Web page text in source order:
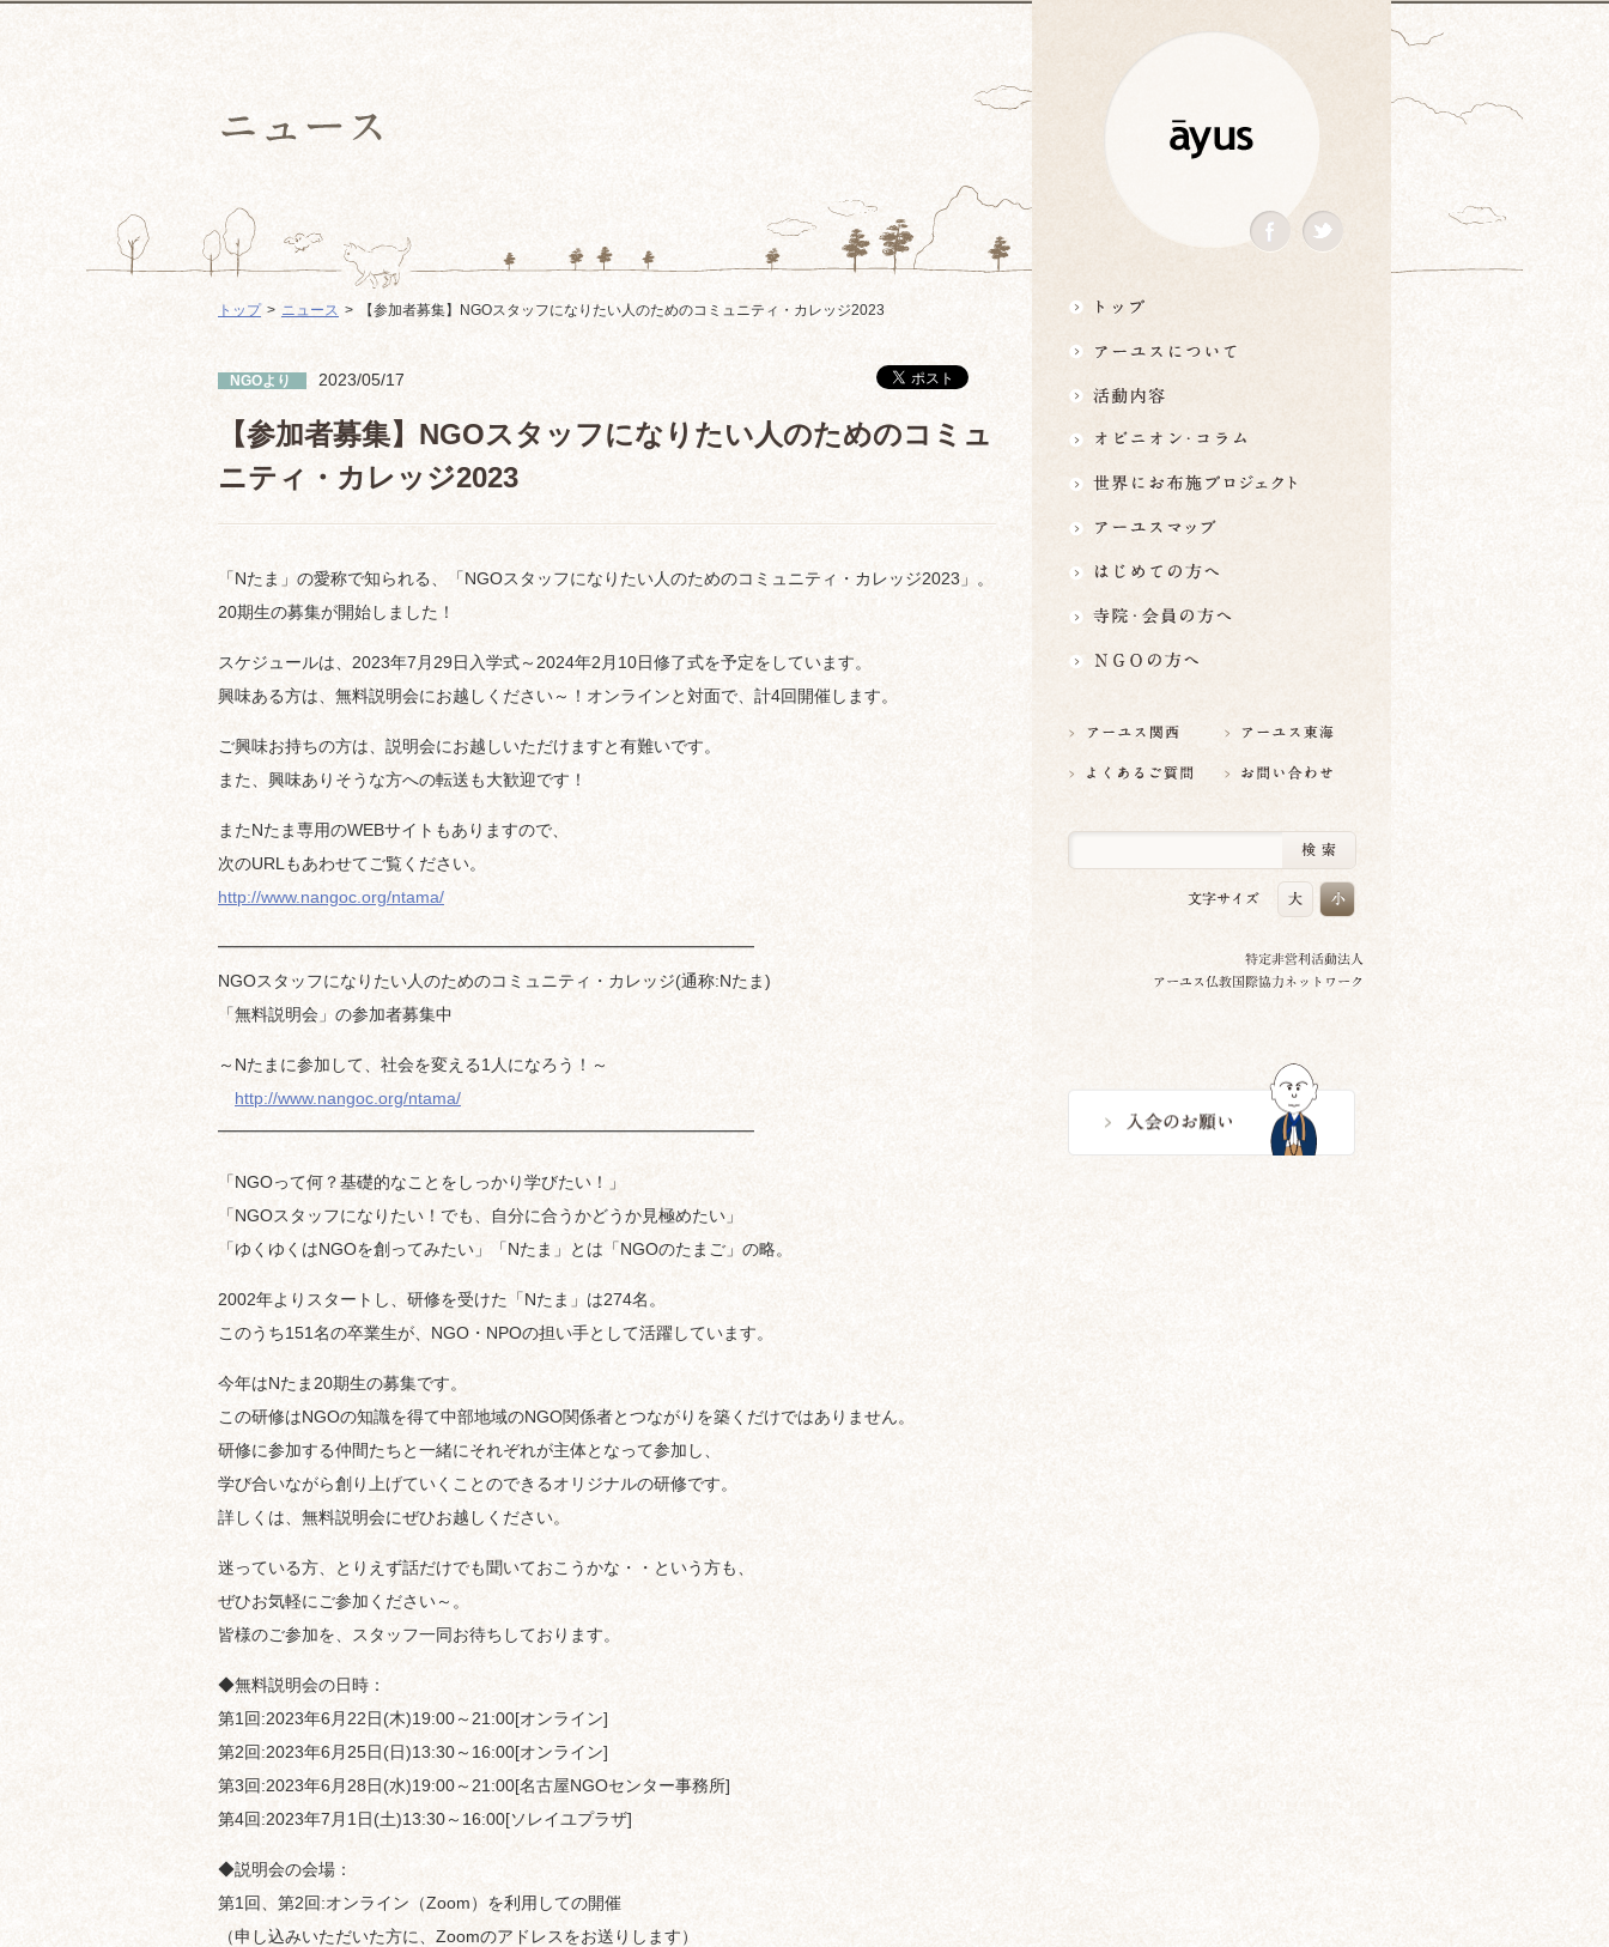
トップ ニュース 【参加者募集】NGOスタッフになりたい人のためのコミュニティ・カレッジ2023
NGOより 2023/05/17
【参加者募集】NGOスタッフになりたい人のためのコミュ
ニティ・カレッジ2023
「Nたま」の愛称で知られる、「NGOスタッフになりたい人のためのコミュニティ・カレッジ2023」。
20期生の募集が開始しました！
スケジュールは、2023年7月29日入学式～2024年2月10日修了式を予定をしています。
興味ある方は、無料説明会にお越しください～！オンラインと対面で、計4回開催します。
ご興味お持ちの方は、説明会にお越しいただけますと有難いです。
また、興味ありそうな方への転送も大歓迎です！
またNたま専用のWEBサイトもありますので、
次のURLもあわせてご覧ください。
http://www.nangoc.org/ntama/
━━━━━━━━━━━━━━━━━━━━━━━━━━━━━━━━
NGOスタッフになりたい人のためのコミュニティ・カレッジ(通称:Nたま)
「無料説明会」の参加者募集中
～Nたまに参加して、社会を変える1人になろう！～
http://www.nangoc.org/ntama/
━━━━━━━━━━━━━━━━━━━━━━━━━━━━━━━━
「NGOって何？基礎的なことをしっかり学びたい！」
「NGOスタッフになりたい！でも、自分に合うかどうか見極めたい」
「ゆくゆくはNGOを創ってみたい」「Nたま」とは「NGOのたまご」の略。
2002年よりスタートし、研修を受けた「Nたま」は274名。
このうち151名の卒業生が、NGO・NPOの担い手として活躍しています。
今年はNたま20期生の募集です。
この研修はNGOの知識を得て中部地域のNGO関係者とつながりを築くだけではありません。
研修に参加する仲間たちと一緒にそれぞれが主体となって参加し、
学び合いながら創り上げていくことのできるオリジナルの研修です。
詳しくは、無料説明会にぜひお越しください。
迷っている方、とりえず話だけでも聞いておこうかな・・という方も、
ぜひお気軽にご参加ください～。
皆様のご参加を、スタッフ一同お待ちしております。
◆無料説明会の日時：
第1回:2023年6月22日(木)19:00～21:00[オンライン]
第2回:2023年6月25日(日)13:30～16:00[オンライン]
第3回:2023年6月28日(水)19:00～21:00[名古屋NGOセンター事務所]
第4回:2023年7月1日(土)13:30～16:00[ソレイユプラザ]
◆説明会の会場：
第1回、第2回:オンライン（Zoom）を利用しての開催
（申し込みいただいた方に、Zoomのアドレスをお送りします）